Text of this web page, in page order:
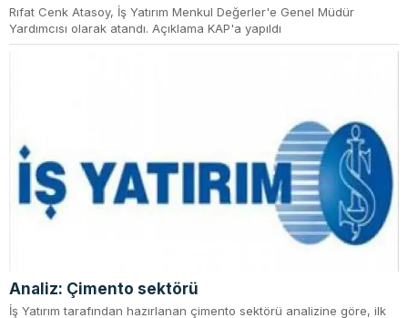
Rıfat Cenk Atasoy, İş Yatırım Menkul Değerler'e Genel Müdür
Yardımcısı olarak atandı. Açıklama KAP'a yapıldı
Analiz: Çimento sektörü
İş Yatırım tarafından hazırlanan çimento sektörü analizine göre, ilk